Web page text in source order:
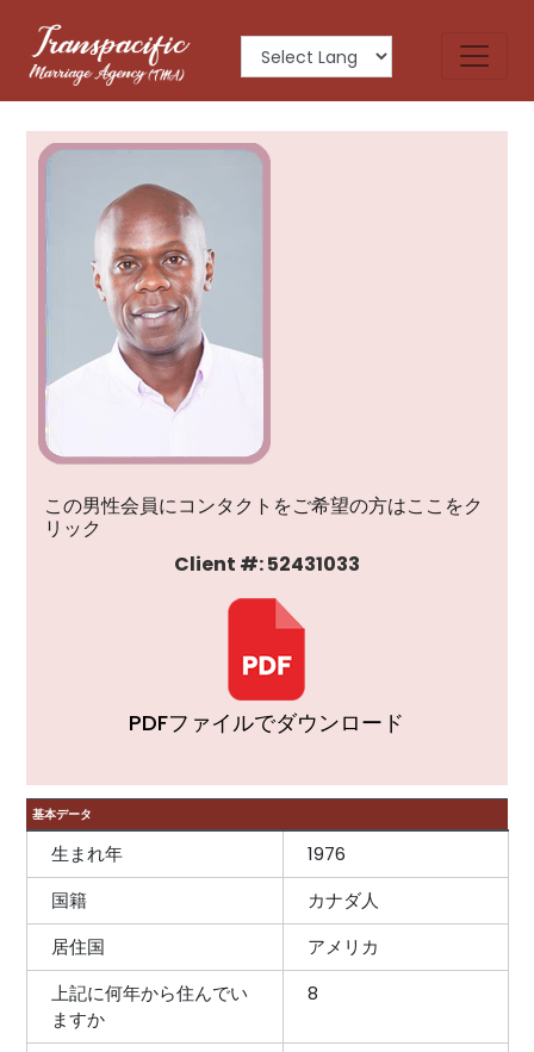
SOLOMON
この男性会員にコンタクトをご希望の方はここをク
リック
Client #: 52431033
PDFファイルでダウンロード
基本データ
生まれ年
1976
国籍
カナダ人
居住国
アメリカ
上記に何年から住んでい
ますか
8